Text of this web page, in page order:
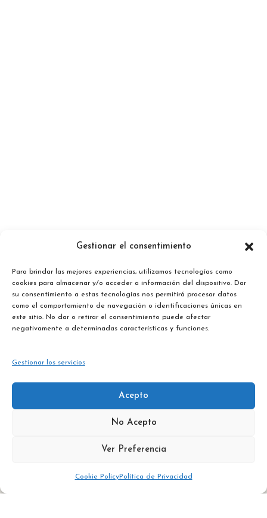
Gestionar el consentimiento
Para brindar las mejores experiencias, utilizamos tecnologías como
cookies para almacenar y/o acceder a información del dispositivo. Dar
su consentimiento a estas tecnologías nos permitirá procesar datos
como el comportamiento de navegación o identificaciones únicas en
este sitio. No dar o retirar el consentimiento puede afectar
negativamente a determinadas características y funciones.
Gestionar los servicios
Acepto
No Acepto
Ver Preferencia
Cookie PolicyPolítica de Privacidad
Barranco,
Lanzarote,
España
+34
83 00